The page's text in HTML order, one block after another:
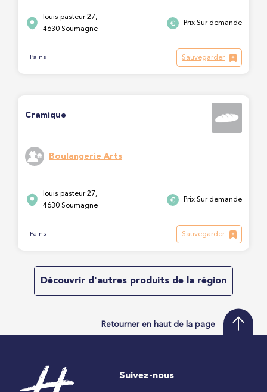
louis pasteur 27,
4630 Soumagne
Prix Sur demande
Pains Sauvegarder
Cramique
Boulangerie Arts
louis pasteur 27,
4630 Soumagne
Prix Sur demande
Pains Sauvegarder
Découvrir d'autres produits de la région
Retourner en haut de la page
Suivez-nous